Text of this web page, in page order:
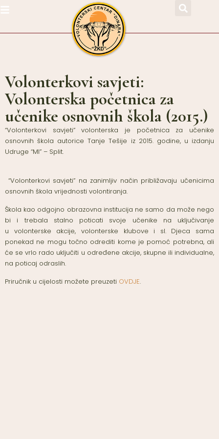
Volonterkovi savjeti:
Volonterska početnica za
učenike osnovnih škola (2015.)
“Volonterkovi savjeti” volonterska je početnica za učenike
osnovnih škola autorice Tanje Tešije iz 2015. godine, u izdanju
Udruge “MI” – Split.
“Volonterkovi savjeti” na zanimljiv način približavaju učenicima
osnovnih škola vrijednosti volontiranja.
Škola kao odgojno obrazovna institucija ne samo da može nego
bi i trebala stalno poticati svoje učenike na uključivanje
u volonterske akcije, volonterske klubove i sl. Djeca sama
ponekad ne mogu točno odrediti kome je pomoć potrebna, ali
će se vrlo rado uključiti u određene akcije, skupne ili individualne,
na poticaj odraslih.
Priručnik u cijelosti možete preuzeti OVDJE.